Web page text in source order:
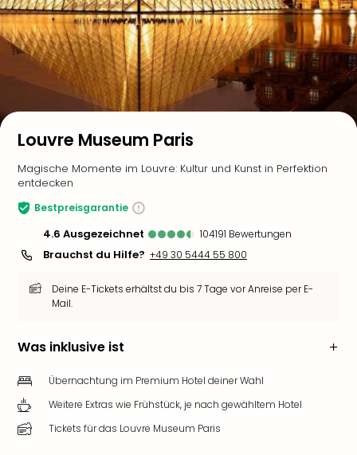
Louvre Museum Paris
Magische Momente im Louvre: Kultur und Kunst in Perfektion
entdecken
Bestpreisgarantie
4.6 ausgezeichnet 104191 Bewertungen
Brauchst du Hilfe? +49 30 5444 55 800
Deine E-Tickets erhältst du bis 7 Tage vor Anreise per E-
Mail.
Was inklusive ist
Übernachtung im Premium Hotel deiner Wahl
Weitere Extras wie Frühstück, je nach gewähltem Hotel
Tickets für das Louvre Museum Paris